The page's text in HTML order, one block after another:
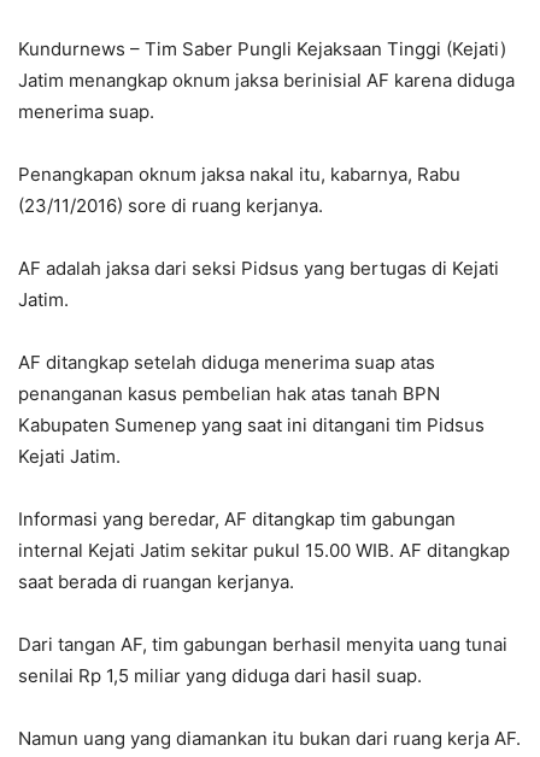
Kundurnews – Tim Saber Pungli Kejaksaan Tinggi (Kejati)
Jatim menangkap oknum jaksa berinisial AF karena diduga
menerima suap.
Penangkapan oknum jaksa nakal itu, kabarnya, Rabu
(23/11/2016) sore di ruang kerjanya.
AF adalah jaksa dari seksi Pidsus yang bertugas di Kejati
Jatim.
AF ditangkap setelah diduga menerima suap atas
penanganan kasus pembelian hak atas tanah BPN
Kabupaten Sumenep yang saat ini ditangani tim Pidsus
Kejati Jatim.
Informasi yang beredar, AF ditangkap tim gabungan
internal Kejati Jatim sekitar pukul 15.00 WIB. AF ditangkap
saat berada di ruangan kerjanya.
Dari tangan AF, tim gabungan berhasil menyita uang tunai
senilai Rp 1,5 miliar yang diduga dari hasil suap.
Namun uang yang diamankan itu bukan dari ruang kerja AF.